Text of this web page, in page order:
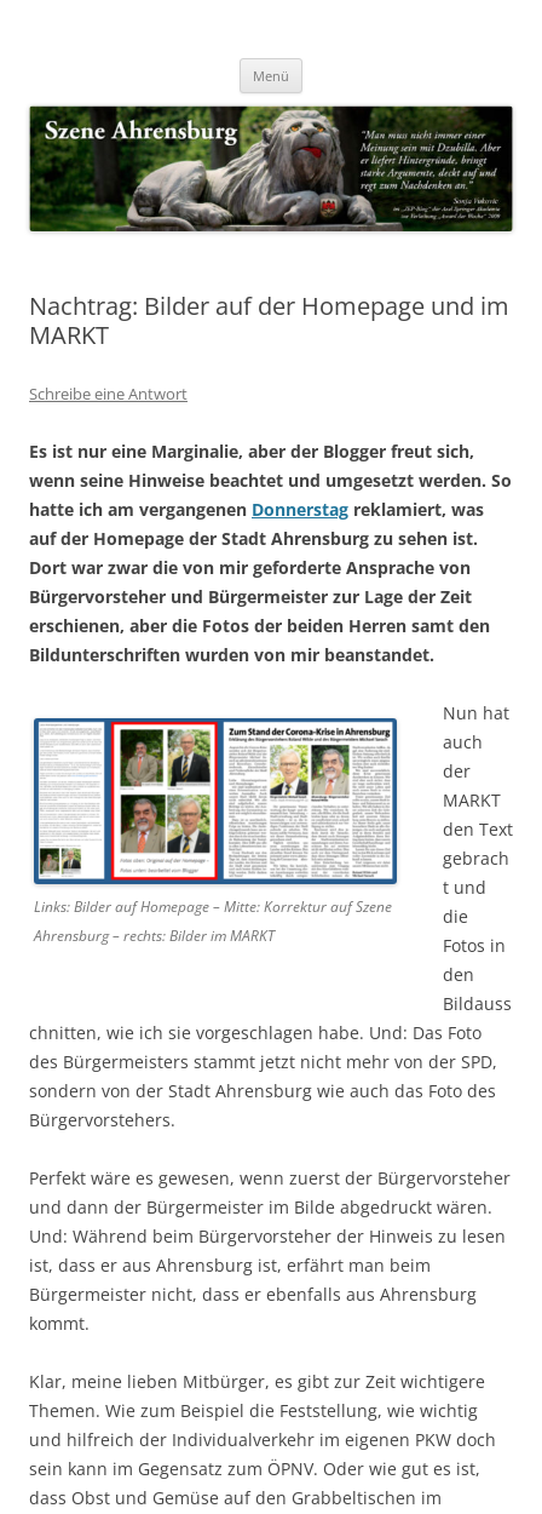
Szene Ahrensburg
Menü
Nachtrag: Bilder auf der Homepage und im
MARKT
Schreibe eine Antwort
Es ist nur eine Marginalie, aber der Blogger freut sich,
wenn seine Hinweise beachtet und umgesetzt werden. So
hatte ich am vergangenen Donnerstag reklamiert, was
auf der Homepage der Stadt Ahrensburg zu sehen ist.
Dort war zwar die von mir geforderte Ansprache von
Bürgervorsteher und Bürgermeister zur Lage der Zeit
erschienen, aber die Fotos der beiden Herren samt den
Bildunterschriften wurden von mir beanstandet.
Links: Bilder auf Homepage – Mitte: Korrektur auf Szene
Ahrensburg – rechts: Bilder im MARKT
Nun hat
auch
der
MARKT
den Text
gebrach
t und
die
Fotos in
den
Bildauss
chnitten, wie ich sie vorgeschlagen habe. Und: Das Foto
des Bürgermeisters stammt jetzt nicht mehr von der SPD,
sondern von der Stadt Ahrensburg wie auch das Foto des
Bürgervorstehers.
Perfekt wäre es gewesen, wenn zuerst der Bürgervorsteher
und dann der Bürgermeister im Bilde abgedruckt wären.
Und: Während beim Bürgervorsteher der Hinweis zu lesen
ist, dass er aus Ahrensburg ist, erfährt man beim
Bürgermeister nicht, dass er ebenfalls aus Ahrensburg
kommt.
Klar, meine lieben Mitbürger, es gibt zur Zeit wichtigere
Themen. Wie zum Beispiel die Feststellung, wie wichtig
und hilfreich der Individualverkehr im eigenen PKW doch
sein kann im Gegensatz zum ÖPNV. Oder wie gut es ist,
dass Obst und Gemüse auf den Grabbeltischen im